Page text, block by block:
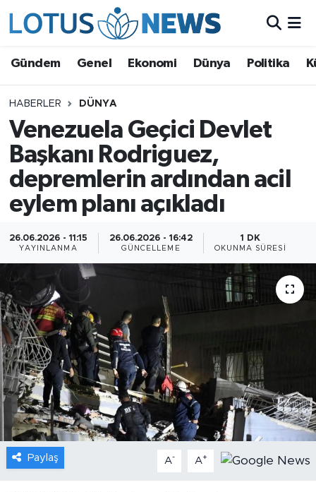
Gündem Genel Ekonomi Dünya Politika
HABERLER DÜNYA
Venezuela Geçici Devlet
Başkanı Rodriguez,
depremlerin ardından acil
eylem planı açıkladı
26.06.2026 - 11:15
YAYINLANMA
26.06.2026 - 16:42
GÜNCELLEME
1 DK
OKUNMA SÜRESI
Paylaş A- A+
Ekonomi
Dünya
Politika
Kültür - Sanat ve Tarih
Yaşam
Bilim ve Teknoloji
Çin Fuarları
Gündem
Video
Sağlık
Foto Haber